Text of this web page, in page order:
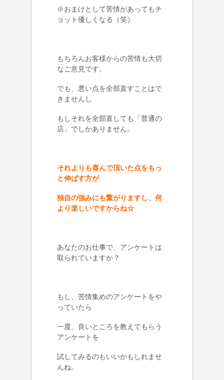
※おまけとして苦情があってもチ
ョット優しくなる（笑）
もちろんお客様からの苦情も大切
なご意見です。
でも、悪い点を全部直すことはで
きませんし
もしそれを全部直しても「普通の
店」でしかありません。
それよりも喜んで頂いた点をもっ
と伸ばす方が
独自の強みにも繋がりますし、何
より楽しいですからね☆
あなたのお仕事で、アンケートは
取られていますか？
もし、苦情集めのアンケートをや
っていたら
一度、良いところを教えてもらう
アンケートを
試してみるのもいいかもしれませ
んね。